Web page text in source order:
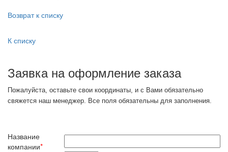
Возврат к списку
К списку
Заявка на оформление заказа
Пожалуйста, оставьте свои координаты, и с Вами обязательно
свяжется наш менеджер. Все поля обязательны для заполнения.
Название
компании*